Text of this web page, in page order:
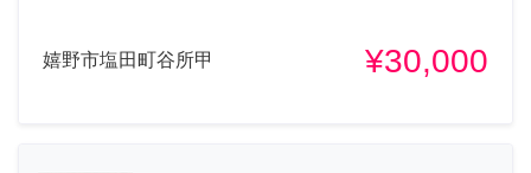
嬉野市塩田町谷所甲 ¥30,000